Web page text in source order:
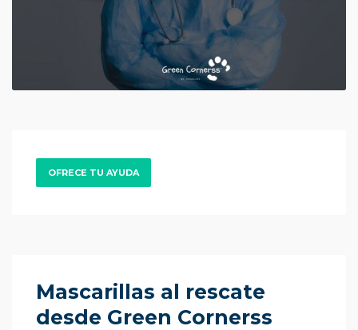
OFRECE TU AYUDA
Mascarillas al rescate
desde Green Cornerss